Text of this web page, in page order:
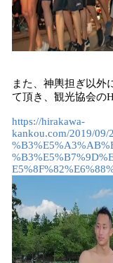
また、神輿担ぎ以外
て頂き、観光協会の
https://hirakawa-
kankou.com/2019/